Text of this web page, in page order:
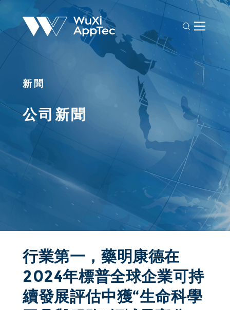
新聞
公司新聞
行業第一，藥明康德在
2024年標普全球企業可持
續發展評估中獲“生命科學